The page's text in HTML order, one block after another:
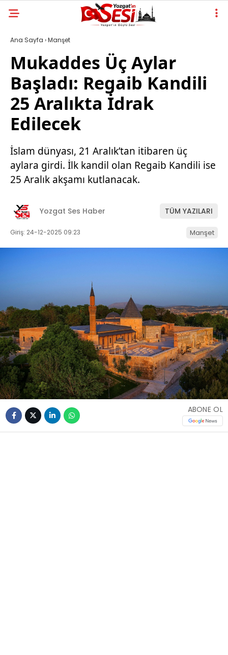
Ana Sayfa ›Manşet
Mukaddes Üç Aylar
Başladı: Regaib Kandili
25 Aralıkta İdrak
Edilecek
İslam dünyası, 21 Aralık’tan itibaren üç
aylara girdi. İlk kandil olan Regaib Kandili ise
25 Aralık akşamı kutlanacak.
Yozgat Ses Haber TÜM YAZILARI
Giriş: 24-12-2025 09:23 Manşet
ABONE OL